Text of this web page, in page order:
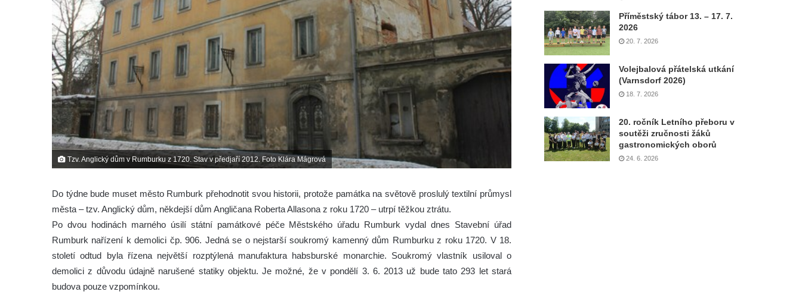
Tzv. Anglický dům v Rumburku z 1720. Stav v předjaří 2012. Foto Klára Mágrová
Do týdne bude muset město Rumburk přehodnotit svou historii, protože památka na světově proslulý textilní průmysl
města – tzv. Anglický dům, někdejší dům Angličana Roberta Allasona z roku 1720 – utrpí těžkou ztrátu.
Po dvou hodinách marného úsilí státní památkové péče Městského úřadu Rumburk vydal dnes Stavební úřad
Rumburk nařízení k demolici čp. 906. Jedná se o nejstarší soukromý kamenný dům Rumburku z roku 1720. V 18.
století odtud byla řízena největší rozptýlená manufaktura habsburské monarchie. Soukromý vlastník usiloval o
demolici z důvodu údajně narušené statiky objektu. Je možné, že v pondělí 3. 6. 2013 už bude tato 293 let stará
budova pouze vzpomínkou.
Příměstský tábor 13. – 17. 7.
2026
20. 7. 2026
Volejbalová přátelská utkání
(Varnsdorf 2026)
18. 7. 2026
20. ročník Letního přeboru v
soutěži zručnosti žáků
gastronomických oborů
24. 6. 2026